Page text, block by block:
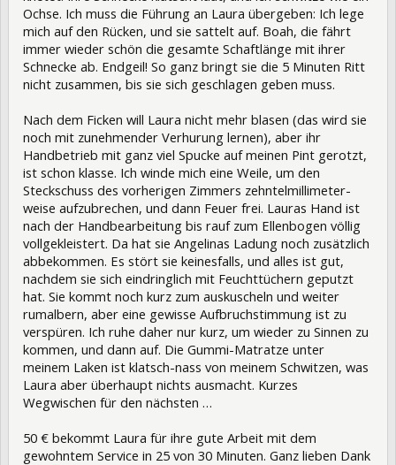
Ochse. Ich muss die Führung an Laura übergeben: Ich lege
mich auf den Rücken, und sie sattelt auf. Boah, die fährt
immer wieder schön die gesamte Schaftlänge mit ihrer
Schnecke ab. Endgeil! So ganz bringt sie die 5 Minuten Ritt
nicht zusammen, bis sie sich geschlagen geben muss.
Nach dem Ficken will Laura nicht mehr blasen (das wird sie
noch mit zunehmender Verhurung lernen), aber ihr
Handbetrieb mit ganz viel Spucke auf meinen Pint gerotzt,
ist schon klasse. Ich winde mich eine Weile, um den
Steckschuss des vorherigen Zimmers zehntelmillimeter-
weise aufzubrechen, und dann Feuer frei. Lauras Hand ist
nach der Handbearbeitung bis rauf zum Ellenbogen völlig
vollgekleistert. Da hat sie Angelinas Ladung noch zusätzlich
abbekommen. Es stört sie keinesfalls, und alles ist gut,
nachdem sie sich eindringlich mit Feuchttüchern geputzt
hat. Sie kommt noch kurz zum auskuscheln und weiter
rumalbern, aber eine gewisse Aufbruchstimmung ist zu
verspüren. Ich ruhe daher nur kurz, um wieder zu Sinnen zu
kommen, und dann auf. Die Gummi-Matratze unter
meinem Laken ist klatsch-nass von meinem Schwitzen, was
Laura aber überhaupt nichts ausmacht. Kurzes
Wegwischen für den nächsten …
50 € bekommt Laura für ihre gute Arbeit mit dem
gewohntem Service in 25 von 30 Minuten. Ganz lieben Dank